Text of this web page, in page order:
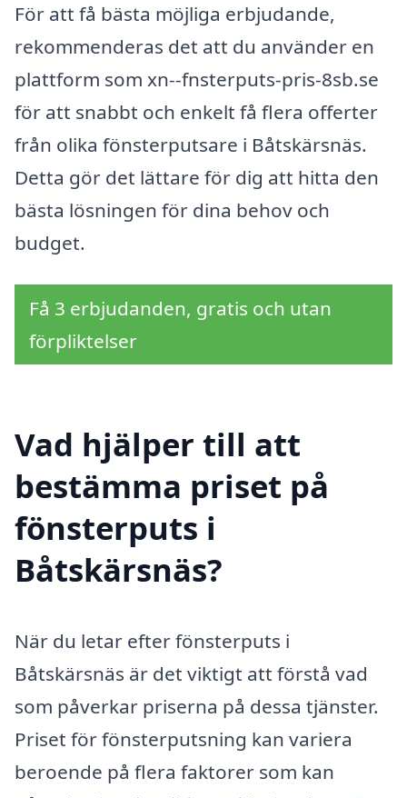
För att få bästa möjliga erbjudande,
rekommenderas det att du använder en
plattform som xn--fnsterputs-pris-8sb.se
för att snabbt och enkelt få flera offerter
från olika fönsterputsare i Båtskärsnäs.
Detta gör det lättare för dig att hitta den
bästa lösningen för dina behov och
budget.
Få 3 erbjudanden, gratis och utan
förpliktelser
Vad hjälper till att
bestämma priset på
fönsterputs i
Båtskärsnäs?
När du letar efter fönsterputs i
Båtskärsnäs är det viktigt att förstå vad
som påverkar priserna på dessa tjänster.
Priset för fönsterputsning kan variera
beroende på flera faktorer som kan